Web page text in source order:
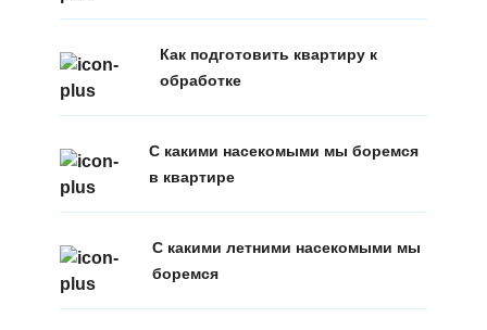
Как подготовить квартиру к
обработке
С какими насекомыми мы боремся
в квартире
С какими летними насекомыми мы
боремся